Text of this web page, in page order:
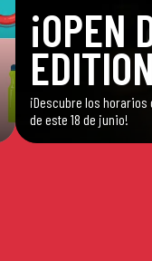
¡OPEN
¡Descubre los horarios
de este 18 de junio!